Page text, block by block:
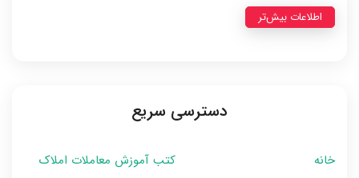
اطلاعات بیش‌تر
دسترسی سریع
خانه
کتب آموزش معاملات املاک